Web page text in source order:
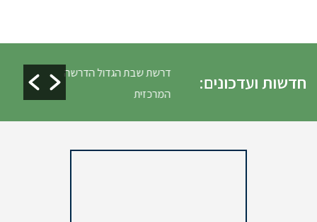
חדשות ועדכונים:
דרשת שבת הגדול הדרשה
המרכזית